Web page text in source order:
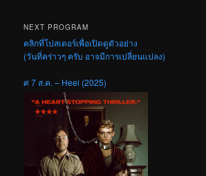
NEXT PROGRAM
คลิกที่โปสเตอร์เพื่อเปิดดูตัวอย่าง
(วันที่คร่าวๆ ครับ อาจมีการเปลี่ยนแปลง)
ศ 7 ส.ค. – Heel (2025)